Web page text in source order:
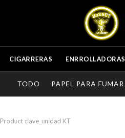
CIGARRERAS ENRROLLADORAS
TODO PAPEL PARA FUMAR
Product clave_unidad KT